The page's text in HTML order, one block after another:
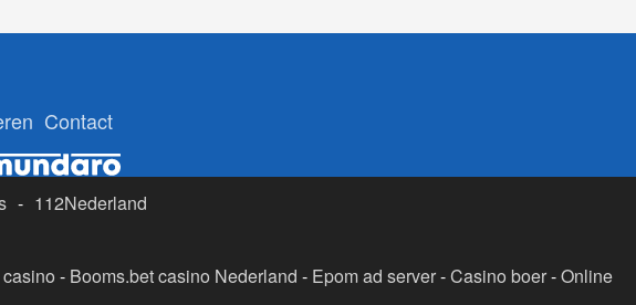
Contact
- 112Nederland
- Booms.bet casino Nederland - Epom ad server-Casino boer-Online